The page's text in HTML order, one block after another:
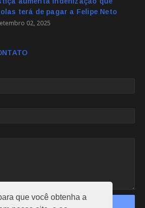
que você obtenha a
terá de pagar a Felipe Neto
02, 2025